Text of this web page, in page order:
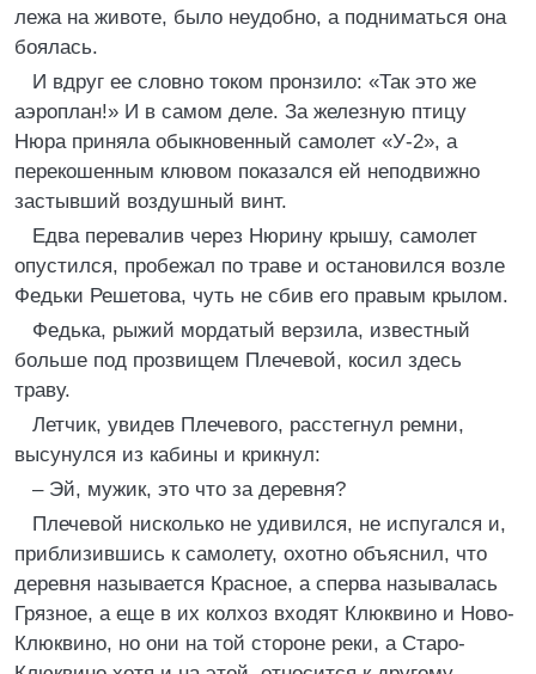
лежа на животе, было неудобно, а подниматься она
боялась.
И вдруг ее словно током пронзило: «Так это же
аэроплан!» И в самом деле. За железную птицу
Нюра приняла обыкновенный самолет «У-2», а
перекошенным клювом показался ей неподвижно
застывший воздушный винт.
Едва перевалив через Нюрину крышу, самолет
опустился, пробежал по траве и остановился возле
Федьки Решетова, чуть не сбив его правым крылом.
Федька, рыжий мордатый верзила, известный
больше под прозвищем Плечевой, косил здесь
траву.
Летчик, увидев Плечевого, расстегнул ремни,
высунулся из кабины и крикнул:
– Эй, мужик, это что за деревня?
Плечевой нисколько не удивился, не испугался и,
приблизившись к самолету, охотно объяснил, что
деревня называется Красное, а сперва называлась
Грязное, а еще в их колхоз входят Клюквино и Ново-
Клюквино, но они на той стороне реки, а Старо-